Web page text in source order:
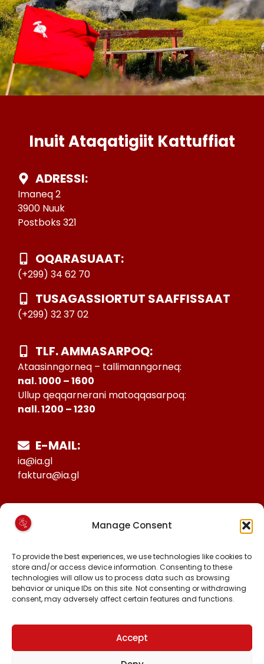
Manage Consent
To provide the best experiences, we use technologies like cookies to
store and/or access device information. Consenting to these
technologies will allow us to process data such as browsing
behavior or unique IDs on this site. Not consenting or withdrawing
consent, may adversely affect certain features and functions.
Accept
Inuit Ataqatigiit Kattuffiat
ADRESSI:
Imaneq 2
3900 Nuuk
Postboks 321
OQARASUAAT:
(+299) 34 62 70
TUSAGASSIORTUT SAAFFISSAAT
(+299) 32 37 02
TLF. AMMASARPOQ:
Ataasinngorneq – tallimanngorneq:
nal. 1000 – 1600
Ullup qeqqarnerani matoqqasarpoq:
nall. 1200 – 1230
E-MAIL:
ia@ia.gl
faktura@ia.gl
25027388
KONTO NR:
6471-1511626
MALINNAAVIGISIGUT
TIKTOK